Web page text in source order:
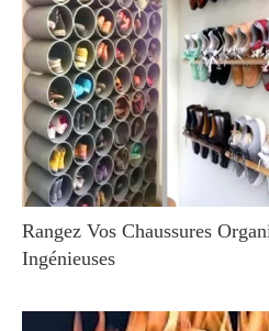
Rangez Vos Chaussures
Ingénieuses